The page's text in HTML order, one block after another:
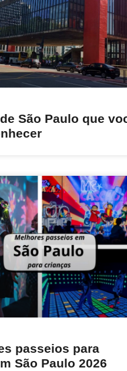
São Paulo que
passeios para
São Paulo 2026